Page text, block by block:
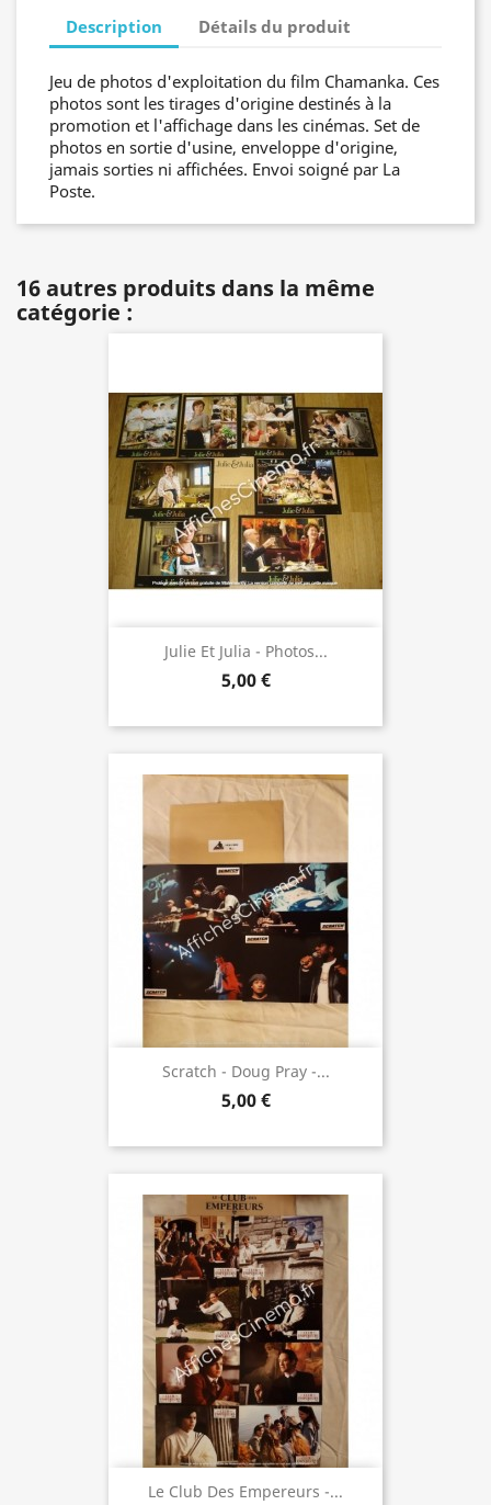
Description Détails du produit
Jeu de photos d'exploitation du film Chamanka. Ces
photos sont les tirages d'origine destinés à la
promotion et l'affichage dans les cinémas. Set de
photos en sortie d'usine, enveloppe d'origine,
jamais sorties ni affichées. Envoi soigné par La
Poste.
16 autres produits dans la même
catégorie :
Julie Et Julia - Photos...
5,00 €
Scratch - Doug Pray -...
5,00 €
Le Club Des Empereurs -...